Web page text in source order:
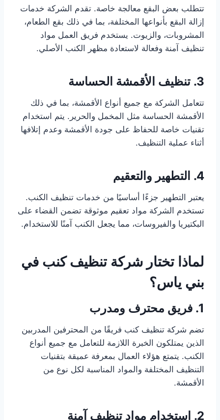
تتطلب بعض البقع معالجة خاصة. تقدم الشركة خدمات
إزالة البقع بأنواعها المختلفة، بما في ذلك بقع الطعام،
المشروبات، والزيوت. يستخدم فريق العمل مواد
تنظيف آمنة وفعالة لاستعادة مظهر الكنب الأصلي.
3. تنظيف الأقمشة الحساسة
تتعامل الشركة مع جميع أنواع الأقمشة، بما في ذلك
الأقمشة الحساسة مثل المخمل والحرير. يتم استخدام
تقنيات خاصة للحفاظ على جودة الأقمشة وعدم إتلافها
أثناء عملية التنظيف.
4. التطهير والتعقيم
يعتبر التطهير جزءًا أساسيًا من خدمات تنظيف الكنب.
تستخدم الشركة مواد تعقيم موثوقة تضمن القضاء على
البكتيريا والفيروسات، مما يجعل الكنب آمنًا للاستخدام.
لماذا تختار شركة تنظيف كنب في
بني ياس؟
1. فريق محترف ومدرب
تضم شركة تنظيف كنب فريقًا من المحترفين المدربين
الذين يمتلكون الخبرة اللازمة للتعامل مع جميع أنواع
الكنب. يتمتع هؤلاء العمال بمعرفة عميقة بتقنيات
التنظيف المختلفة والمواد المناسبة لكل نوع من
الأقمشة.
2. استخدام مواد تنظيف آمنة